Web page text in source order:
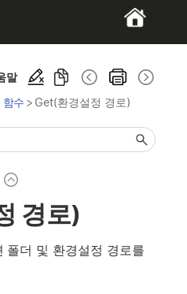
말
수 > Get(환경설정 경로)
경로)
폴더 및 환경설정 경로를